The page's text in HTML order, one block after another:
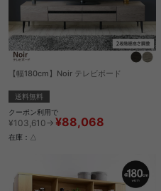
【幅180cm】Noir テレビボード
送料無料
クーポン利用で
¥103,610→ ¥88,068
在庫：△